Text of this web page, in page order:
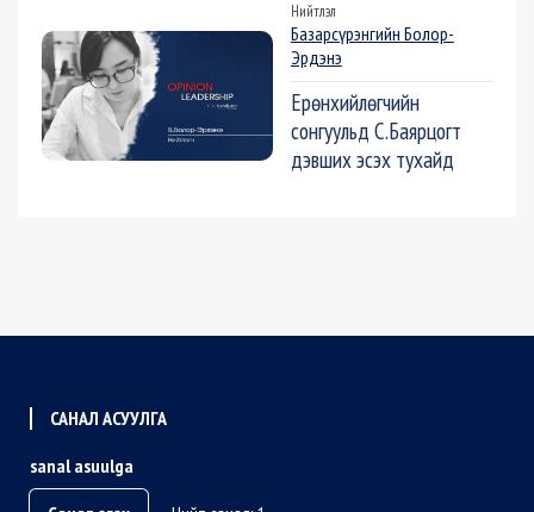
Нийтлэл
Базарсүрэнгийн Болор-
Эрдэнэ
Ерөнхийлөгчийн
сонгуульд С.Баярцогт
дэвших эсэх тухайд
САНАЛ АСУУЛГА
sanal asuulga